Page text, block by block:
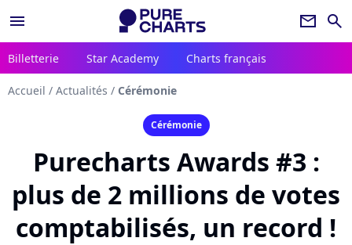
menu newsletter search
Billetterie Star Academy Charts français
Accueil / Actualités / Cérémonie
Cérémonie
Purecharts Awards #3 :
plus de 2 millions de votes
comptabilisés, un record !